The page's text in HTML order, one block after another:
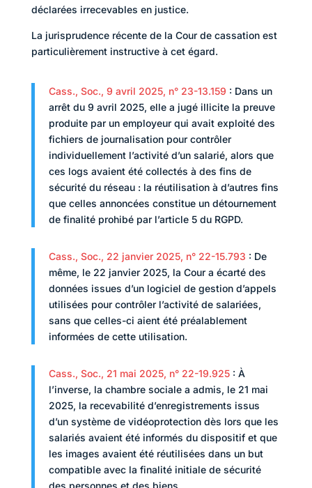
déclarées irrecevables en justice.
La jurisprudence récente de la Cour de cassation est
particulièrement instructive à cet égard.
Cass., Soc., 9 avril 2025, n° 23-13.159 : Dans un
arrêt du 9 avril 2025, elle a jugé illicite la preuve
produite par un employeur qui avait exploité des
fichiers de journalisation pour contrôler
individuellement l’activité d’un salarié, alors que
ces logs avaient été collectés à des fins de
sécurité du réseau : la réutilisation à d’autres fins
que celles annoncées constitue un détournement
de finalité prohibé par l’article 5 du RGPD.
Cass., Soc., 22 janvier 2025, n° 22-15.793 : De
même, le 22 janvier 2025, la Cour a écarté des
données issues d’un logiciel de gestion d’appels
utilisées pour contrôler l’activité de salariées,
sans que celles-ci aient été préalablement
informées de cette utilisation.
Cass., Soc., 21 mai 2025, n° 22-19.925: À
l’inverse, la chambre sociale a admis, le 21 mai
2025, la recevabilité d’enregistrements issus
d’un système de vidéoprotection dès lors que les
salariés avaient été informés du dispositif et que
les images avaient été réutilisées dans un but
compatible avec la finalité initiale de sécurité
des personnes et des biens.